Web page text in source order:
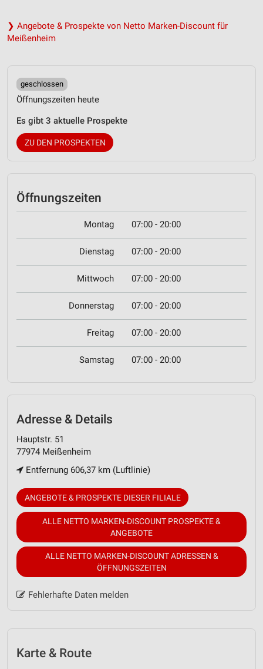
❯ Angebote & Prospekte von Netto Marken-Discount für
Meißenheim
geschlossen
Öffnungszeiten heute
Es gibt 3 aktuelle Prospekte
ZU DEN PROSPEKTEN
Öffnungszeiten
Montag 07:00 - 20:00
Dienstag 07:00 - 20:00
Mittwoch 07:00 - 20:00
Donnerstag 07:00 - 20:00
Freitag 07:00 - 20:00
Samstag 07:00 - 20:00
Adresse & Details
Hauptstr. 51
77974 Meißenheim
Entfernung 606,37 km (Luftlinie)
ANGEBOTE & PROSPEKTE DIESER FILIALE
ALLE NETTO MARKEN-DISCOUNT PROSPEKTE &
ANGEBOTE
ALLE NETTO MARKEN-DISCOUNT ADRESSEN &
ÖFFNUNGSZEITEN
Fehlerhafte Daten melden
Karte & Route